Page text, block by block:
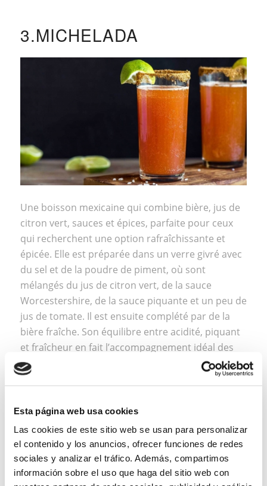
Esta página web usa cookies
Las cookies de este sitio web se usan para personalizar
el contenido y los anuncios, ofrecer funciones de redes
sociales y analizar el tráfico. Además, compartimos
información sobre el uso que haga del sitio web con
3.MICHELADA
Une boisson mexicaine qui combine bière, jus de
citron vert, sauces et épices, parfaite pour ceux
qui recherchent une option rafraîchissante et
épicée. Elle est préparée dans un verre givré avec
du sel et de la poudre de piment, où sont
mélangés du jus de citron vert, de la sauce
Worcestershire, de la sauce piquante et un peu de
jus de tomate. Il est ensuite complété par de la
bière fraîche. Son équilibre entre acidité, piquant
et fraîcheur en fait l’accompagnement idéal des
plats mexicains ou à déguster par une chaude
journée.
4.MARGARITA AVEC UNE
TOUCHE ÉPICÉE